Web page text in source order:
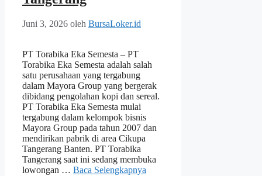
Juni 3, 2026 oleh BursaLoker.id
PT Torabika Eka Semesta – PT
Torabika Eka Semesta adalah salah
satu perusahaan yang tergabung
dalam Mayora Group yang bergerak
dibidang pengolahan kopi dan sereal.
PT Torabika Eka Semesta mulai
tergabung dalam kelompok bisnis
Mayora Group pada tahun 2007 dan
mendirikan pabrik di area Cikupa
Tangerang Banten. PT Torabika
Tangerang saat ini sedang membuka
lowongan … Baca Selengkapnya